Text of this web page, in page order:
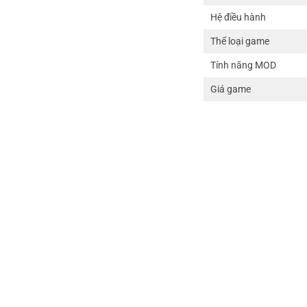
Hệ điều hành
Thể loại game
Tính năng MOD
Giá game